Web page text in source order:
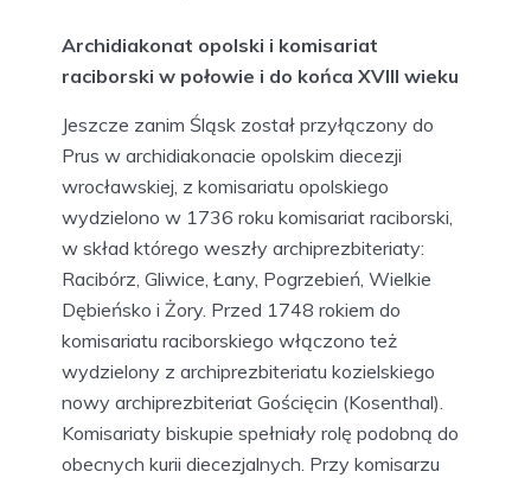
Archidiakonat opolski i komisariat
raciborski w połowie i do końca XVIII wieku
Jeszcze zanim Śląsk został przyłączony do
Prus w archidiakonacie opolskim diecezji
wrocławskiej, z komisariatu opolskiego
wydzielono w 1736 roku komisariat raciborski,
w skład którego weszły archiprezbiteriaty:
Racibórz, Gliwice, Łany, Pogrzebień, Wielkie
Dębieńsko i Żory. Przed 1748 rokiem do
komisariatu raciborskiego włączono też
wydzielony z archiprezbiteriatu kozielskiego
nowy archiprezbiteriat Gościęcin (Kosenthal).
Komisariaty biskupie spełniały rolę podobną do
obecnych kurii diecezjalnych. Przy komisarzu